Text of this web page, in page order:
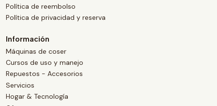
Política de reembolso
Política de privacidad y reserva
Información
Máquinas de coser
Cursos de uso y manejo
Repuestos - Accesorios
Servicios
Hogar & Tecnología